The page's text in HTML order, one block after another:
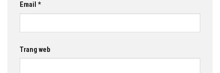
Email *
Trang web